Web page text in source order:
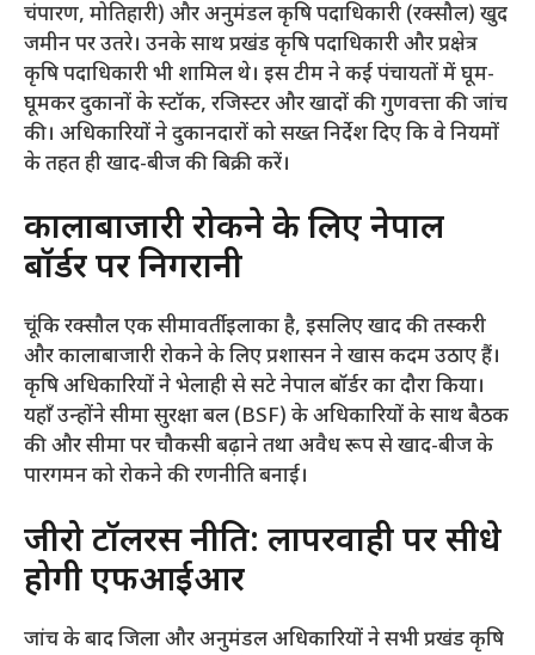
चंपारण, मोतिहारी) और अनुमंडल कृषि पदाधिकारी (रक्सौल) खुद
जमीन पर उतरे। उनके साथ प्रखंड कृषि पदाधिकारी और प्रक्षेत्र
कृषि पदाधिकारी भी शामिल थे। इस टीम ने कई पंचायतों में घूम-
घूमकर दुकानों के स्टॉक, रजिस्टर और खादों की गुणवत्ता की जांच
की। अधिकारियों ने दुकानदारों को सख्त निर्देश दिए कि वे नियमों
के तहत ही खाद-बीज की बिक्री करें।
​कालाबाजारी रोकने के लिए नेपाल
बॉर्डर पर निगरानी
​चूंकि रक्सौल एक सीमावर्ती इलाका है, इसलिए खाद की तस्करी
और कालाबाजारी रोकने के लिए प्रशासन ने खास कदम उठाए हैं।
कृषि अधिकारियों ने भेलाही से सटे नेपाल बॉर्डर का दौरा किया।
यहाँ उन्होंने सीमा सुरक्षा बल (BSF) के अधिकारियों के साथ बैठक
की और सीमा पर चौकसी बढ़ाने तथा अवैध रूप से खाद-बीज के
पारगमन को रोकने की रणनीति बनाई।
​जीरो टॉलरेंस नीति: लापरवाही पर सीधे
होगी एफआईआर
​जांच के बाद जिला और अनुमंडल अधिकारियों ने सभी प्रखंड कृषि